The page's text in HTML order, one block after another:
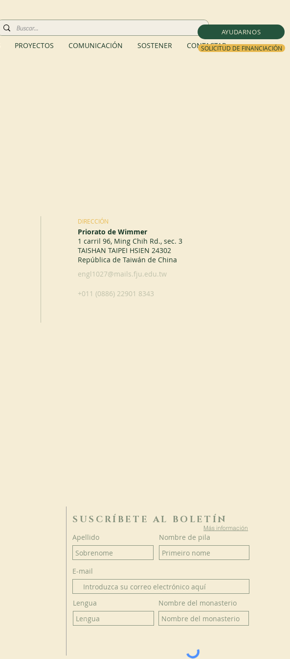
AYUDARNOS
SOLICITUD DE FINANCIACIÓN
PROYECTOS COMUNICACIÓN SOSTENER CONTACTAR
DIRECCIÓN
Priorato de Wimmer
1 carril 96, Ming Chih Rd., sec. 3
TAISHAN TAIPEI HSIEN 24302
República de Taiwán de China
engl1027@mails.fju.edu.tw
+011 (0886) 22901 8343
SUSCRÍBETE AL BOLETÍN
Más información
Apellido Nombre de pila
E-mail
Lengua Nombre del monasterio